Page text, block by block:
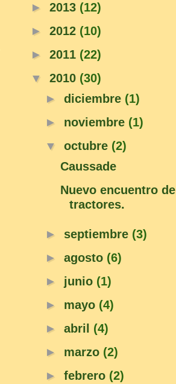
► 2013 (12)
► 2012 (10)
► 2011 (22)
▼ 2010 (30)
► diciembre (1)
► noviembre (1)
▼ octubre (2)
Caussade
Nuevo encuentro de
tractores.
► septiembre (3)
► agosto (6)
► junio (1)
► mayo (4)
► abril (4)
► marzo (2)
► febrero (2)